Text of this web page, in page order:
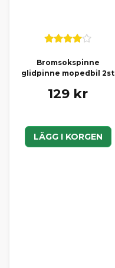
Bromsokspinne
glidpinne mopedbil 2st
129 kr
LÄGG I KORGEN